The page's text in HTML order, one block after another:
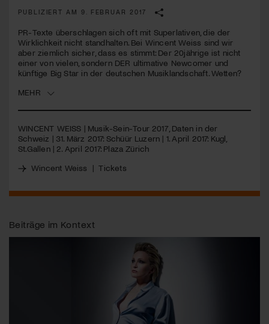
PUBLIZIERT AM 9. FEBRUAR 2017
PR-Texte überschlagen sich oft mit Superlativen, die der
Wirklichkeit nicht standhalten. Bei Wincent Weiss sind wir
aber ziemlich sicher, dass es stimmt: Der 20jährige ist nicht
einer von vielen, sondern DER ultimative Newcomer und
künftige Big Star in der deutschen Musiklandschaft. Wetten?
MEHR
WINCENT WEISS | Musik-Sein-Tour 2017, Daten in der
Schweiz | 31. März 2017: Schüür Luzern | 1. April 2017: Kugl,
St.Gallen | 2. April 2017: Plaza Zürich
Wincent Weiss |Tickets
Beiträge im Kontext
Mach mit: «Be Part of the Art»!
Engagiere dich als Kulturliebhaber:in, Kulturschaffende(r) oder
Kulturinstitution und unterstütze unsere Arbeit.
Mit deiner Mitgliedschaft erhältst du kostenlosen Zugang zu
Jetzt Mitglied werden